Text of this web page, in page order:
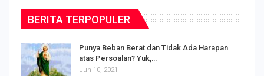
BERITA TERPOPULER
Punya Beban Berat dan Tidak Ada Harapan
atas Persoalan? Yuk,…
Jun 10, 2021